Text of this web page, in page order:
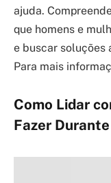
ajuda.
que homens e
e buscar soluções
Para mais
Como Lidar
Fazer